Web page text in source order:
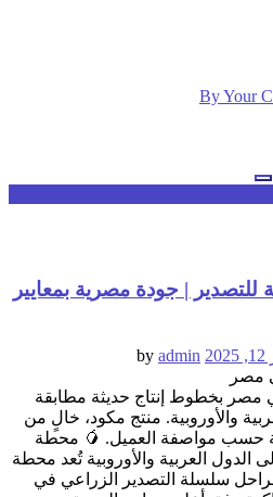
By Your
للتصدير | جودة مصرية بمعايير
admin
مصر بخطوط إنتاج حديثة مطابقة
والأوروبية. منتج مكود، خالٍ من
حسب مواصفة العميل. 🥭 محطة
الدول العربية والأوروبية تُعد محطة
سلسلة التصدير الزراعي في